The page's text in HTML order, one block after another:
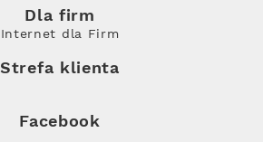
Dla firm
Internet dla Firm
Strefa klienta
Facebook